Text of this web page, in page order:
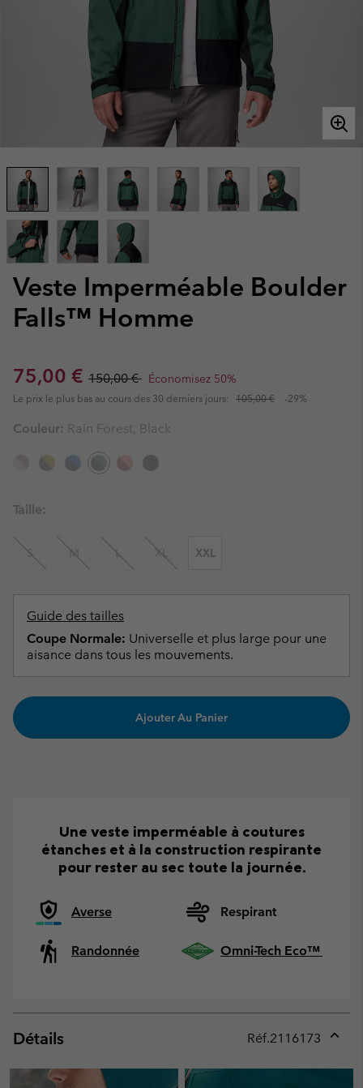
Veste Imperméable Boulder
Falls™ Homme
Sale price:
75,00 € Regular price:
150,00 € Économisez 50%
Le prix le plus bas au cours des 30 derniers jours: 105,00 € -29%
Couleur: Rain Forest, Black
Taille:
S M L XL XXL
Guide des tailles
Coupe Normale: Universelle et plus large pour une
aisance dans tous les mouvements.
Ajouter Au Panier
Une veste imperméable à coutures
étanches et à la construction respirante
pour rester au sec toute la journée.
Averse Respirant
Randonnée Omni-Tech Eco™
Détails Réf.2116173
or